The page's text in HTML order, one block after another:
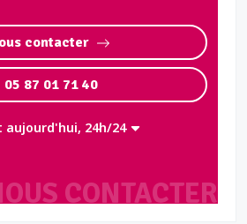
CONTACTER
contacter
05 87 01 71 40
aujourd'hui, 24h/24